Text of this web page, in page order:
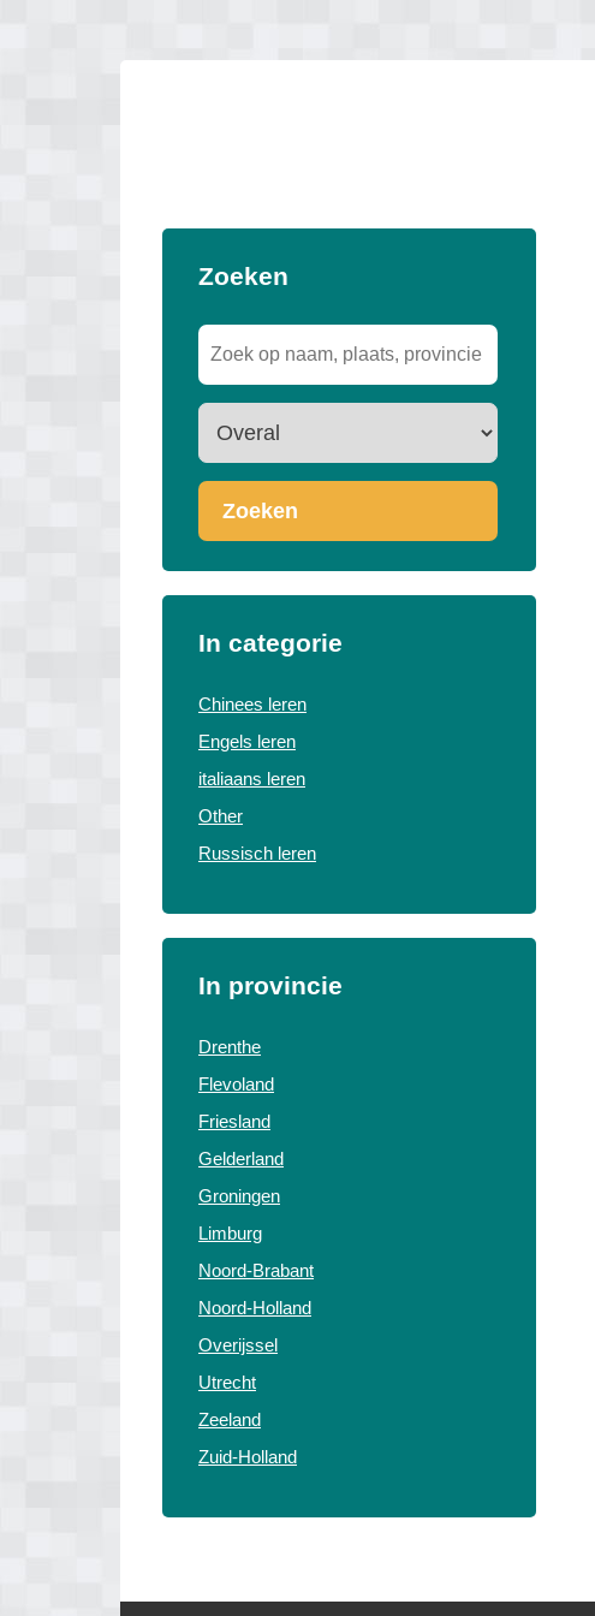
Zoeken
Zoeken
In categorie
Chinees leren
Engels leren
italiaans leren
Other
Russisch leren
In provincie
Drenthe
Flevoland
Friesland
Gelderland
Groningen
Limburg
Noord-Brabant
Noord-Holland
Overijssel
Utrecht
Zeeland
Zuid-Holland